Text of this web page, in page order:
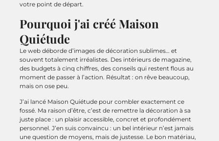
votre point de départ.
Pourquoi j'ai créé Maison
Quiétude
Le web déborde d’images de décoration sublimes… et
souvent totalement irréalistes. Des intérieurs de magazine,
des budgets à cinq chiffres, des conseils qui restent flous au
moment de passer à l’action. Résultat : on rêve beaucoup,
mais on ose peu.
J’ai lancé Maison Quiétude pour combler exactement ce
fossé. Ma raison d’être, c’est de remettre la décoration à sa
juste place : un plaisir accessible, concret et profondément
personnel. J’en suis convaincu : un bel intérieur n’est jamais
une question de moyens, mais de justesse. Le bon matériau,